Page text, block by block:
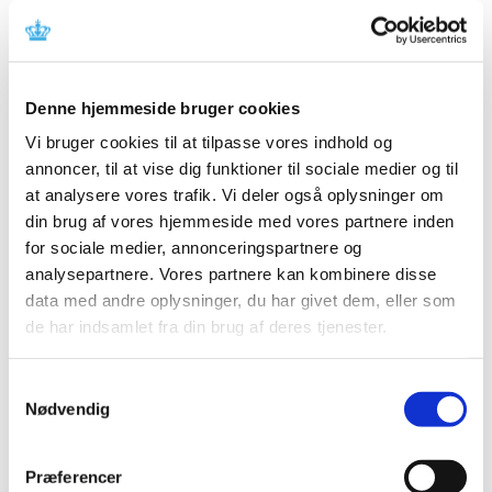
Denne hjemmeside bruger cookies
Vi bruger cookies til at tilpasse vores indhold og
annoncer, til at vise dig funktioner til sociale medier og til
at analysere vores trafik. Vi deler også oplysninger om
din brug af vores hjemmeside med vores partnere inden
for sociale medier, annonceringspartnere og
analysepartnere. Vores partnere kan kombinere disse
data med andre oplysninger, du har givet dem, eller som
de har indsamlet fra din brug af deres tjenester.
Nødvendig
Præferencer
• Forhøjet tilskud
Hvis du bruger den dyrere medicin i en tilskudsgruppe,
skal du selv betale forskellen mellem prisen på den
billigste og den dyrere medicin. Hvis der er helt særlige
grunde til, at du ikke kan behandles med den billigste
medicin, for eksempel at du har allergi over for
tilsætningsstofferne i medicinen, eller du oplever
alvorlige bivirkninger, kan din læge kan søge forhøjet om
tilskud til dig.
Lægemiddelstyrelsen behandler normalt ansøgninger
om forhøjet tilskud indenfor 14 dage
Læs mere om
Døende borgere, som vælger at tilbringe den sidste tid i